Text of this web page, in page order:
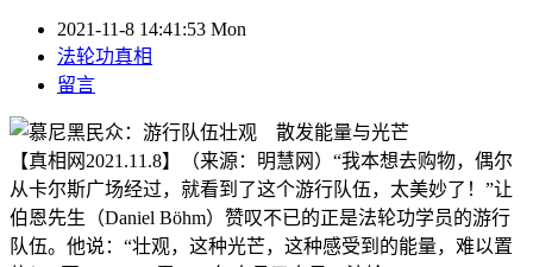
2021-11-8 14:41:53 Mon
法轮功真相
留言
【真相网2021.11.8】（来源：明慧网）“我本想去购物，偶尔
从卡尔斯广场经过，就看到了这个游行队伍，太美妙了！”让
伯恩先生（Daniel Böhm）赞叹不已的正是法轮功学员的游行
队伍。他说：“壮观，这种光芒，这种感受到的能量，难以置